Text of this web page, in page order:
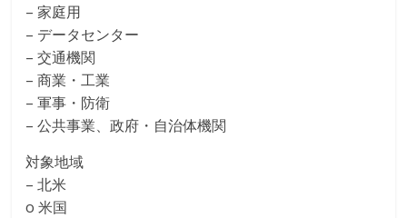
– 家庭用
– データセンター
– 交通機関
– 商業・工業
– 軍事・防衛
– 公共事業、政府・自治体機関
対象地域
– 北米
o 米国